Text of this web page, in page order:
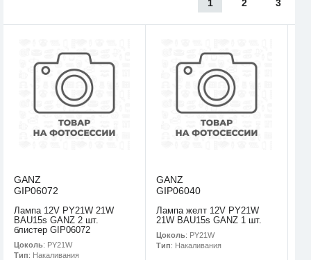
1 2 3
GANZ
GIP06072
Лампа 12V PY21W 21W
BAU15s GANZ 2 шт.
блистер GIP06072
Цоколь: PY21W
Тип: Накаливания
GANZ
GIP06040
Лампа желт 12V PY21W
21W BAU15s GANZ 1 шт.
Цоколь: PY21W
Тип: Накаливания